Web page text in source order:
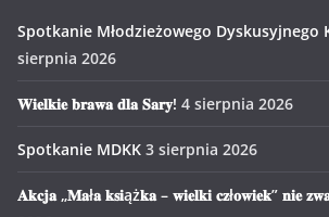
Spotkanie Młodzieżowego Dyskusyjnego
sierpnia 2026
𝐖𝐢𝐞𝐥𝐤𝐢𝐞 𝐛𝐫𝐚𝐰𝐚 𝐝𝐥𝐚 𝐒𝐚𝐫𝐲! 4 sierpnia 2026
Spotkanie MDKK 3 sierpnia 2026
𝐀𝐤𝐜𝐣𝐚 „𝐌𝐚ł𝐚 𝐤𝐬𝐢ąż𝐤𝐚 – 𝐰𝐢𝐞𝐥𝐤𝐢 𝐜𝐳ł𝐨𝐰𝐢𝐞𝐤” 𝐧𝐢𝐞